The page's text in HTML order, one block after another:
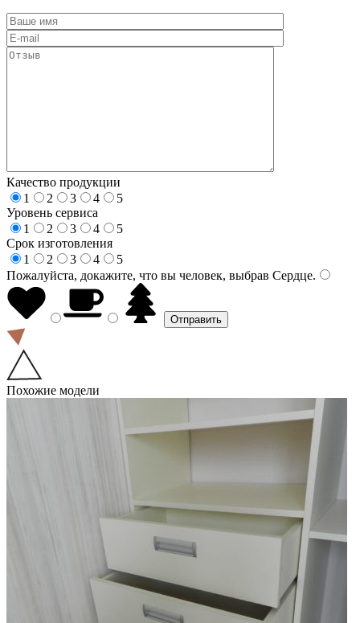
Качество продукции
1
2 3 4
5
Уровень сервиса
1
2 3 4
5
Срок изготовления
1
2 3 4
5
Пожалуйста, докажите, что вы человек, выбрав Сердце.
Похожие модели